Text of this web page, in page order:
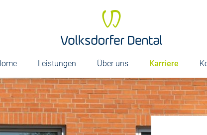
Leistungen Über uns Karriere